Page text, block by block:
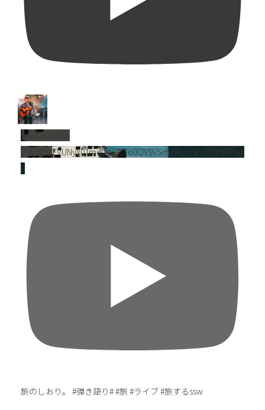
YouTube動画
VVVnY3dFVUNyY01mdDdGMEo0QV9VSmZRLm9FcFQydFFYejl
F
旅のしおり。 #弾き語り# #旅 #ライブ #旅するssw